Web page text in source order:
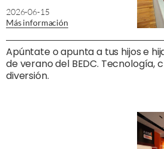
2026-06-15
Más información
Apúntate o apunta a tus hijos e
de verano del BEDC. Tecnología,
diversión.